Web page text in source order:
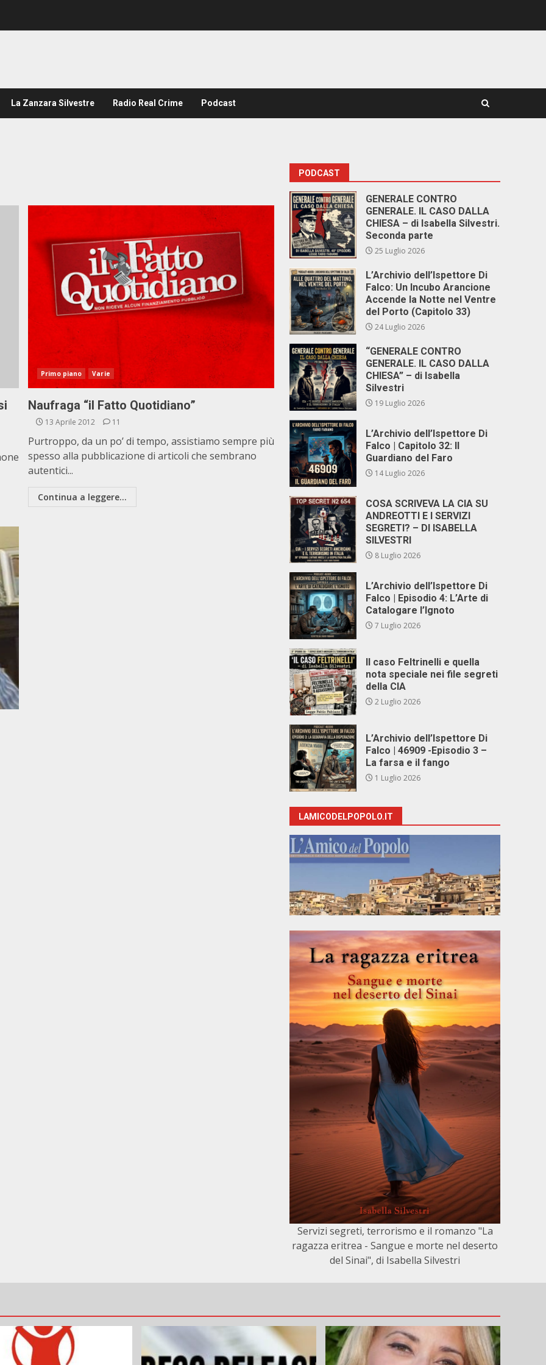
La Zanzara Silvestre Radio Real Crime Podcast
Primo piano Varie
Naufraga “il Fatto Quotidiano”
13 Aprile 2012 11
Purtroppo, da un po’ di tempo, assistiamo sempre più
spesso alla pubblicazione di articoli che sembrano
autentici...
Continua a leggere...
PODCAST
GENERALE CONTRO
GENERALE. IL CASO DALLA
CHIESA – di Isabella Silvestri.
Seconda parte
25 Luglio 2026
L’Archivio dell’Ispettore Di
Falco: Un Incubo Arancione
Accende la Notte nel Ventre
del Porto (Capitolo 33)
24 Luglio 2026
“GENERALE CONTRO
GENERALE. IL CASO DALLA
CHIESA” – di Isabella
Silvestri
19 Luglio 2026
L’Archivio dell’Ispettore Di
Falco | Capitolo 32: Il
Guardiano del Faro
14 Luglio 2026
COSA SCRIVEVA LA CIA SU
ANDREOTTI E I SERVIZI
SEGRETI? – DI ISABELLA
SILVESTRI
8 Luglio 2026
L’Archivio dell’Ispettore Di
Falco | Episodio 4: L’Arte di
Catalogare l’Ignoto
7 Luglio 2026
Il caso Feltrinelli e quella
nota speciale nei file segreti
della CIA
2 Luglio 2026
L’Archivio dell’Ispettore Di
Falco | 46909 -Episodio 3 –
La farsa e il fango
1 Luglio 2026
LAMICODELPOPOLO.IT
Servizi segreti, terrorismo e il romanzo "La
ragazza eritrea - Sangue e morte nel deserto
del Sinai", di Isabella Silvestri